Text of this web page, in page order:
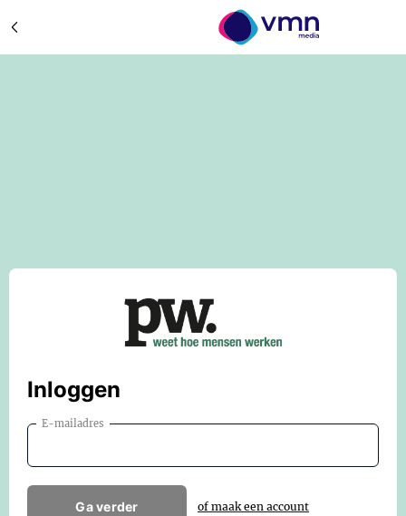
Inloggen
E-mailadres
Ga verder of maak een account